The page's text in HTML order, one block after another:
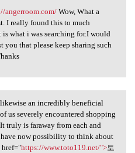
angerroom.com
angerroom.com/Wow, What a
I really found this to much
what i was searching for.I would
you that please keep sharing such
likewise an
an incredibly beneficial
us severely encountered shopping
truly is faraway from each and
have now possibility to think about
href="https://www.toto119.net/">토